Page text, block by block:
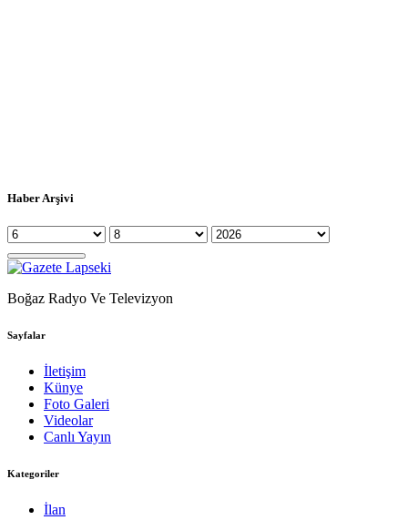
Haber Arşivi
Boğaz Radyo Ve Televizyon
Sayfalar
İletişim
Künye
Foto Galeri
Videolar
Canlı Yayın
Kategoriler
İlan